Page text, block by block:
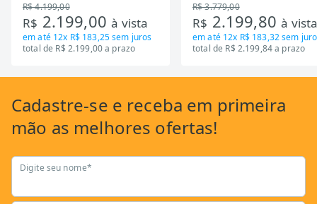
R$ 4.199,00
R$ 2.199,00à vista
em até 12x R$ 183,25sem juros
total de R$ 2.199,00 a prazo
R$ 3.779,00
R$ 2.199,80à
em até 12x R$ 183,32sem
total de R$ 2.199,84 a prazo
Cadastre-se e receba em primeira
mão as melhores ofertas!
Digite seu nome*